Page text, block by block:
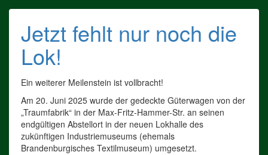
Jetzt fehlt nur noch die
Lok!
Ein weiterer Meilenstein ist vollbracht!
Am 20. Juni 2025 wurde der gedeckte Güterwagen von der
„Traumfabrik“ in der Max-Fritz-Hammer-Str. an seinen
endgültigen Abstellort in der neuen Lokhalle des
zukünftigen Industriemuseums (ehemals
Brandenburgisches Textilmuseum) umgesetzt.